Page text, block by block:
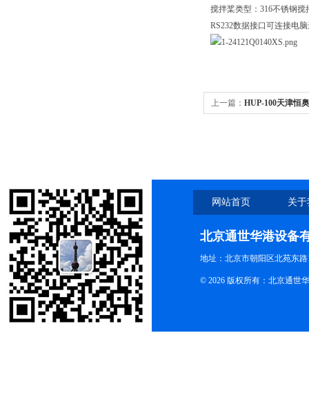
搅拌桨类型：316不锈钢
RS232数据接口可连接电
上一篇： HUP-100天津恒
网站首页 关
北京通世华港设备
地址：北京市朝阳区北苑东路
© 2026 版权所有：北京通世